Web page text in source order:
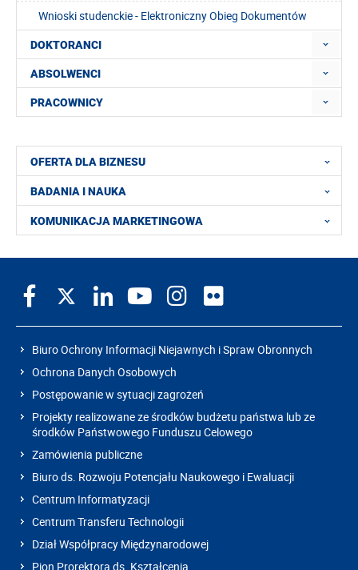
Wnioski studenckie - Elektroniczny Obieg Dokumentów
DOKTORANCI
ABSOLWENCI
PRACOWNICY
OFERTA DLA BIZNESU
BADANIA I NAUKA
KOMUNIKACJA MARKETINGOWA
Biuro Ochrony Informacji Niejawnych i Spraw Obronnych
Ochrona Danych Osobowych
Postępowanie w sytuacji zagrożeń
Projekty realizowane ze środków budżetu państwa lub ze
środków Państwowego Funduszu Celowego
Zamówienia publiczne
Biuro ds. Rozwoju Potencjału Naukowego i Ewaluacji
Centrum Informatyzacji
Centrum Transferu Technologii
Dział Współpracy Międzynarodowej
Pion Prorektora ds. Kształcenia